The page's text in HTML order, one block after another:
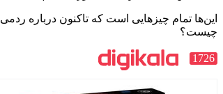
این‌ها تمام چیزهایی است که تاکنون درباره ردمی 14C 5G می‌دانیم. مطمئناً در روزهای آینده اطلاعات بیشتری درباره این دستگاه
چیست؟
1726